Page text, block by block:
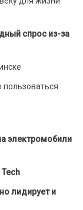
спрос из-за
пользоваться:
электромобили
лидирует и